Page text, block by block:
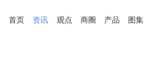
首页 资讯 观点 商圈 产品 图集